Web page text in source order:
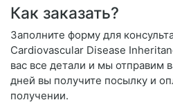
Как заказать?
Заполните форму для
Cardiovascular Disease
вас все детали и мы отправим
дней вы получите посылку и
получении.